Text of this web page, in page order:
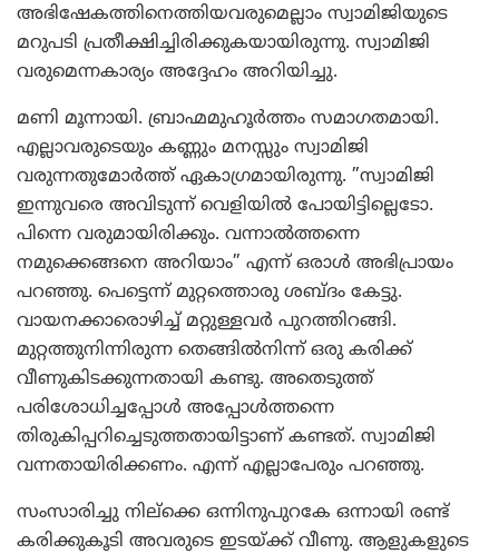
അഭിഷേകത്തിനെത്തിയവരുമെല്ലാം സ്വാമിജിയുടെ
മറുപടി പ്രതീക്ഷിച്ചിരിക്കുകയായിരുന്നു. സ്വാമിജി
വരുമെന്നകാര്യം അദ്ദേഹം അറിയിച്ചു.
മണി മൂന്നായി. ബ്രാഹ്മമുഹൂര്‍ത്തം സമാഗതമായി.
എല്ലാവരുടെയും കണ്ണും മനസ്സും സ്വാമിജി
വരുന്നതുമോര്‍ത്ത് ഏകാഗ്രമായിരുന്നു. ”സ്വാമിജി
ഇന്നുവരെ അവിടുന്ന് വെളിയില്‍ പോയിട്ടില്ലെടോ.
പിന്നെ വരുമായിരിക്കും. വന്നാല്‍ത്തന്നെ
നമുക്കെങ്ങനെ അറിയാം” എന്ന് ഒരാള്‍ അഭിപ്രായം
പറഞ്ഞു. പെട്ടെന്ന് മുറ്റത്തൊരു ശബ്ദം കേട്ടു.
വായനക്കാരൊഴിച്ച് മറ്റുള്ളവര്‍ പുറത്തിറങ്ങി.
മുറ്റത്തുനിന്നിരുന്ന തെങ്ങില്‍നിന്ന് ഒരു കരിക്ക്
വീണുകിടക്കുന്നതായി കണ്ടു. അതെടുത്ത്
പരിശോധിച്ചപ്പോള്‍ അപ്പോള്‍ത്തന്നെ
തിരുകിപ്പറിച്ചെടുത്തതായിട്ടാണ് കണ്ടത്. സ്വാമിജി
വന്നതായിരിക്കണം. എന്ന് എല്ലാപേരും പറഞ്ഞു.
സംസാരിച്ചു നില്‌ക്കെ ഒന്നിനുപുറകേ ഒന്നായി രണ്ട്
കരിക്കുകൂടി അവരുടെ ഇടയ്ക്ക് വീണു. ആളുകളുടെ